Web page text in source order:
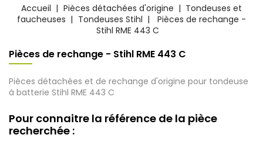
Accueil Pièces détachées d'origine
Tondeuses et
faucheuses
Tondeuses Stihl
Pièces de rechange -
Stihl RME 443 C
Pièces de rechange - Stihl RME 443 C
Pièces détachées et de rechange d'origine pour tondeuse
à batterie Stihl RME 443 C
Pour connaitre la référence de la pièce
recherchée :